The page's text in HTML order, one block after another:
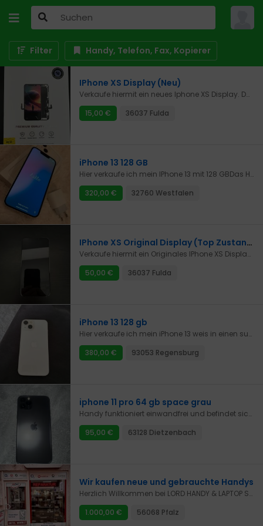
Filter Handy, Telefon, Fax, Kopierer
IPhone XS Display (Neu)
Verkaufe hiermit ein neues Iphone XS Display. Das Display wurde nicht auf Funktion geprüft. Zum Display gibt es noch Zubehör.Versand sowie Abholung sind gerne möglich.Bei Fragen gerne einfach melden.Da es sich um einen Privatverkauf handelt, gebe ich keine Garantie oder Gewährleistung und nehme den Artikel auch nicht zurück.
15,00 €
36037 Fulda
iPhone 13 128 GB
Hier verkaufe ich mein IPhone 13 mit 128 GBDas Handy befindet sich in einem guten ZustandDie Akkukapazität liegt bei 73%Originalverpackung und Netzteil sind dabei.Ohne Kabel.*Dies ist ein Privatverkauf. Der Verkauf erfolgt unter Ausschluss jeglicher Gewähr­leistung / Sachmangelhaftung. Auch Garantieansprüche, Umtausch und Rücknahme schließe ich ausdrücklich aus!
320,00 €
32760 Westfalen
IPhone XS Original Display (Top Zustand)
Verkaufe hiermit ein Originales IPhone XS Display. Das Display befindet sich in einem guten Zustand. Auf Funktionen wurde es nicht geprüft.Versand sowie Abholung sind gerne möglich.Bei Fragen gerne einfach melden.Da es sich um einen Privatverkauf handelt, gebe ich keine Garantie oder Gewährleistung und nehme den Artikel auch nicht zurück.
50,00 €
36037 Fulda
iPhone 13 128 gb
Hier verkaufe ich mein iPhone 13 weis in einen super Zustand Box vorhanden Kabel auch 85 Akkukapazität keine Kratzer zu sehen wurde mit Panzerglas getragen Angebot wer es heute noch abholt 335 Euro! Preis verhandelbar Tausch wäre auch möglich gegen ein iPhone 13 Pro oder 14 würde sogar draufzahlen
380,00 €
93053 Regensburg
iphone 11 pro 64 gb space grau
Handy funktioniert einwandfrei und befindet sich in einem guten Zustand, da ich es immer mit einer Hülle benutzt habe.Ladegerät und ovp sind auch dabei.Bei fragen gerne Pn
95,00 €
63128 Dietzenbach
Wir kaufen neue und gebrauchte Handys
Herzlich Willkommen bei LORD HANDY & LAPTOP ServiceWir kaufen alle neuen HandysWir kaufen gebrauchte Handys in einwandfreiem ZustandWir zahlen sofort barBitte dann bitte keine Preisanfragen per Nachricht oder Anruf Nur ernsthafte Leute bringen das Gerät in den Laden, und der Preis wird vereinbart und sofort bezahlt Sie sind täglich ab der vollen Stunde verfügbar 11:00-18:00Danke für dein VerständnisLORD HANDY&LAPTOP SERVICEAltengraben 5256068 Koblenz
1.000,00 €
56068 Pfalz